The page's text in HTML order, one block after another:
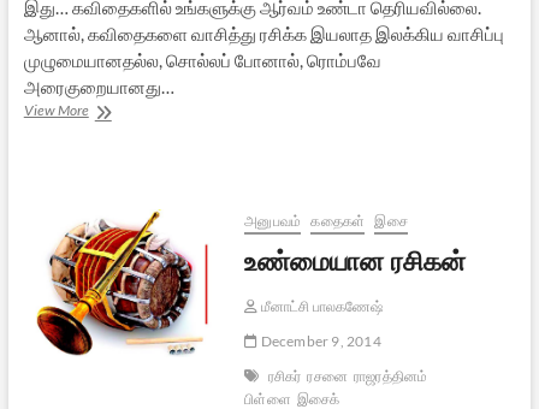
இது… கவிதைகளில் உங்களுக்கு ஆர்வம் உண்டா தெரியவில்லை.
ஆனால், கவிதைகளை வாசித்து ரசிக்க இயலாத இலக்கிய வாசிப்பு
முழுமையானதல்ல, சொல்லப் போனால், ரொம்பவே
அரைகுறையானது…
View Moreதமிழ்
அனுபவம்
கதைகள் இசை
உண்மையான ரசிகன்
மீனாட்சி பாலகணேஷ்
December 9, 2014
ரசிகர் ரசனை ராஜரத்தினம்
பிள்ளை இசைக்